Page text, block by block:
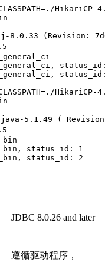
CLASSPATH=./
8.0.33 (Revision:
5.1.49 ( Revision:
status_id: 1
JDBC 8.0.26 and later
遵循驱动程序，